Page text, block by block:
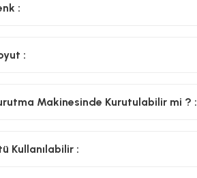
:
:
Makinesinde Kurutulabilir mi ? :
Kullanılabilir :